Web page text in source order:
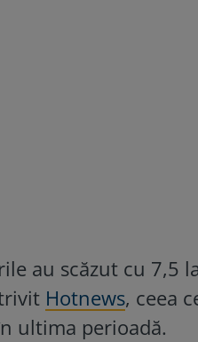
au scăzut cu 7,5
Hotnews, ceea
ultima perioadă.